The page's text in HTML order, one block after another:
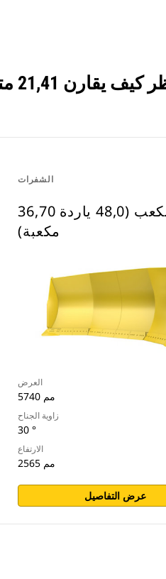
الشفرات
36,70 متر مكعب (48,0 ياردة
مكعبة)
العرض
5740 مم
زاوية الجناح
30 °
الارتفاع
2565 مم
عرض التفاصيل